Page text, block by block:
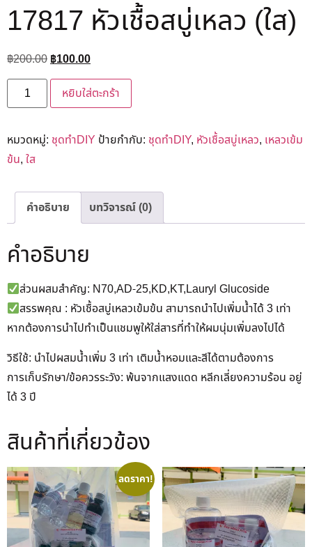
17817 หัวเชื้อสบู่เหลว (ใส)
฿200.00฿100.00
หยิบใส่ตะกร้า
หมวดหมู่: ชุดทำDIY ป้ายกำกับ: ชุดทำDIY, หัวเชื้อสบู่เหลว, เหลวเข้ม
ข้น, ใส
คำอธิบาย บทวิจารณ์ (0)
คำอธิบาย
ส่วนผสมสำคัญ: N70,AD-25,KD,KT,Lauryl Glucoside
สรรพคุณ : หัวเชื้อสบู่เหลวเข้มข้น สามารถนำไปเพิ่มน้ำได้ 3 เท่า
หากต้องการนำไปทำเป็นแชมพูให้ใส่สารที่ทำให้ผมนุ่มเพิ่มลงไปได้
วิธีใช้: นำไปผสมน้ำเพิ่ม 3 เท่า เติมน้ำหอมและสีได้ตามต้องการ
การเก็บรักษา/ข้อควรระวัง: พ้นจากแสงแดด หลีกเลี่ยงความร้อน อยู่
ได้ 3 ปี
สินค้าที่เกี่ยวข้อง
ลดราคา!